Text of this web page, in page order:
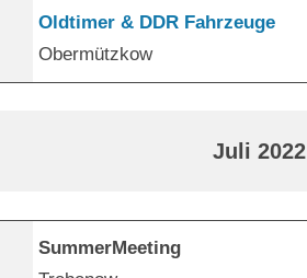
Oldtimer & DDR Fahrzeuge
Obermützkow
Juli 2022
SummerMeeting